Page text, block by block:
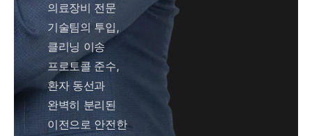
의료장비 전문
기술팀의 투입,
클리닝 이송
프로토콜 준수,
환자 동선과
완벽히 분리된
이전으로 안전한